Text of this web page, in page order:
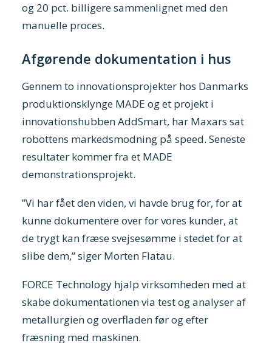
og 20 pct. billigere sammenlignet med den
manuelle proces.
Afgørende dokumentation i hus
Gennem to innovationsprojekter hos Danmarks
produktionsklynge MADE og et projekt i
innovationshubben AddSmart, har Maxars sat
robottens markedsmodning på speed. Seneste
resultater kommer fra et MADE
demonstrationsprojekt.
”Vi har fået den viden, vi havde brug for, for at
kunne dokumentere over for vores kunder, at
de trygt kan fræse svejsesømme i stedet for at
slibe dem,” siger Morten Flatau.
FORCE Technology hjalp virksomheden med at
skabe dokumentationen via test og analyser af
metallurgien og overfladen før og efter
fræsning med maskinen.